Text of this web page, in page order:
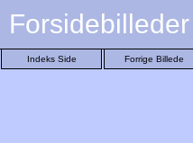
Indeks Side Forrige Billede